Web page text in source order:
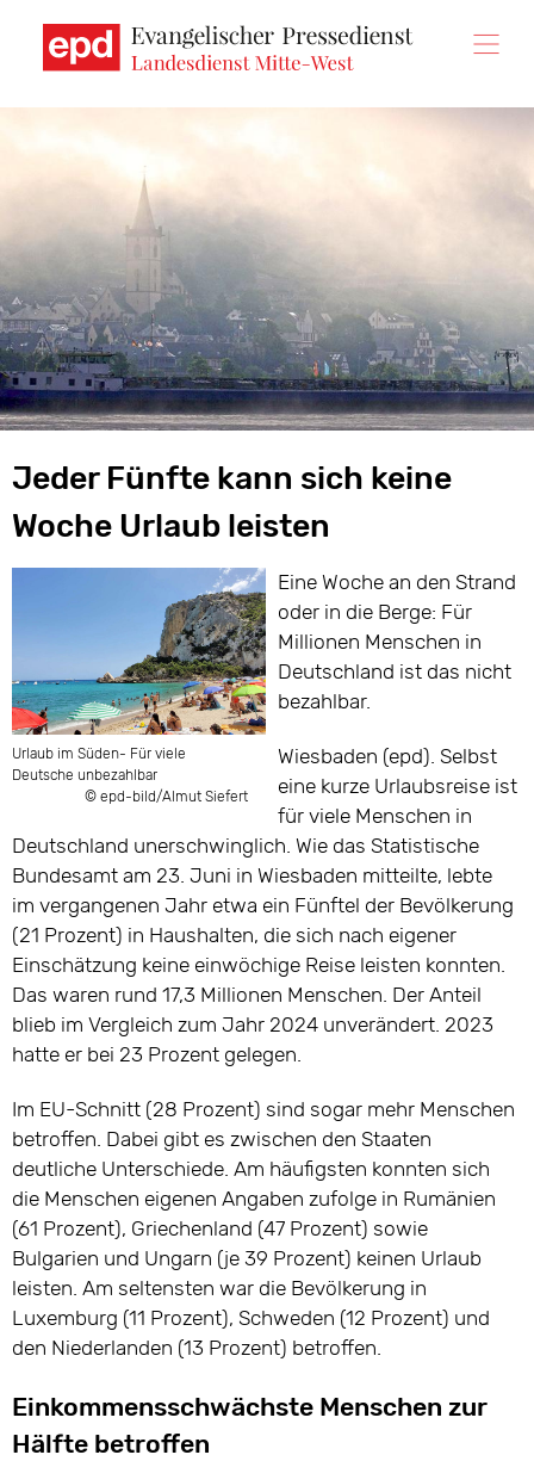
zum
Jeder Fünfte kann sich keine
Woche Urlaub leisten
Urlaub im Süden- Für viele
Deutsche unbezahlbar
© epd-bild/Almut Siefert
Eine Woche an den Strand
oder in die Berge: Für
Millionen Menschen in
Deutschland ist das nicht
bezahlbar.
Wiesbaden (epd). Selbst
eine kurze Urlaubsreise ist
für viele Menschen in
Deutschland unerschwinglich. Wie das Statistische
Bundesamt am 23. Juni in Wiesbaden mitteilte, lebte
im vergangenen Jahr etwa ein Fünftel der Bevölkerung
(21 Prozent) in Haushalten, die sich nach eigener
Einschätzung keine einwöchige Reise leisten konnten.
Das waren rund 17,3 Millionen Menschen. Der Anteil
blieb im Vergleich zum Jahr 2024 unverändert. 2023
hatte er bei 23 Prozent gelegen.
Im EU-Schnitt (28 Prozent) sind sogar mehr Menschen
betroffen. Dabei gibt es zwischen den Staaten
deutliche Unterschiede. Am häufigsten konnten sich
die Menschen eigenen Angaben zufolge in Rumänien
(61 Prozent), Griechenland (47 Prozent) sowie
Bulgarien und Ungarn (je 39 Prozent) keinen Urlaub
leisten. Am seltensten war die Bevölkerung in
Luxemburg (11 Prozent), Schweden (12 Prozent) und
den Niederlanden (13 Prozent) betroffen.
Einkommensschwächste Menschen zur
Hälfte betroffen